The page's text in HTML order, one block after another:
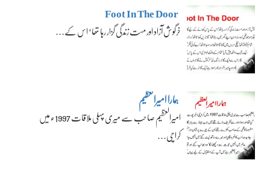
Foot In The Door
خرگوش آزاد اور مست زندگی گزار رہا تھا‘ اس کے…
ہمارا امیرالعظیم
امیرالعظیم صاحب سے میری پہلی ملاقات 1997ء میں
کراچی…